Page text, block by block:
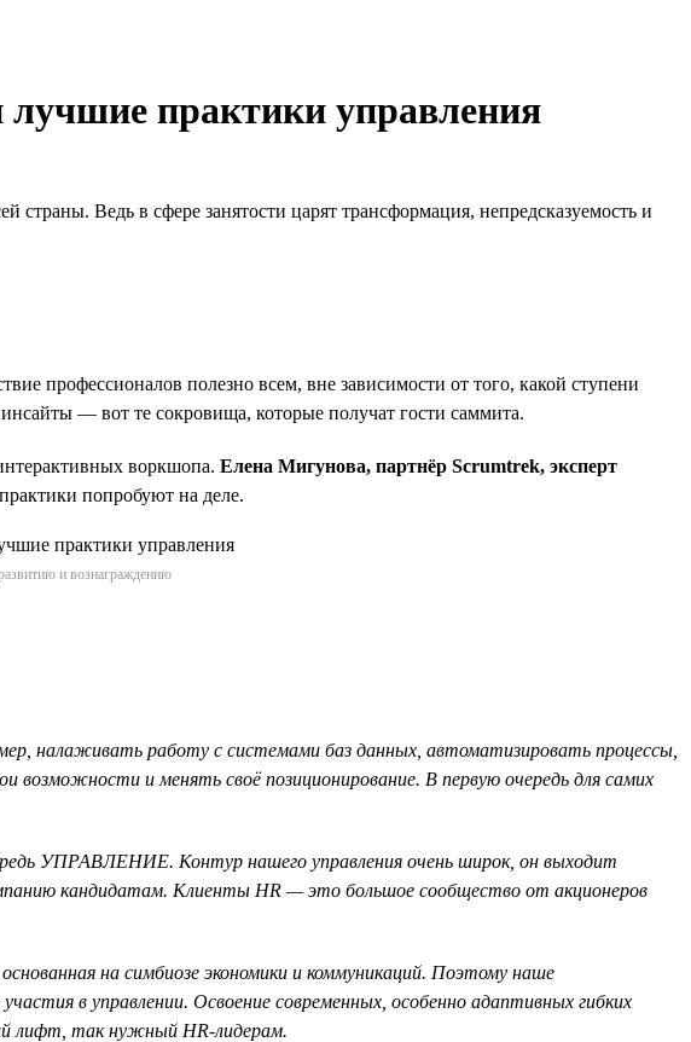
практики управления
Ведь в сфере занятости царят трансформация, непредсказуемость и
профессионалов полезно всем, вне зависимости от того, какой ступени
— вот те сокровища, которые получат гости саммита.
воркшопа. Елена Мигунова, партнёр Scrumtrek, эксперт
попробуют на деле.
и вознаграждению
налаживать работу с системами баз данных, автоматизировать процессы,
и менять своё позиционирование. В первую очередь для самих
УПРАВЛЕНИЕ. Контур нашего управления очень широк, он выходит
кандидатам. Клиенты HR — это большое сообщество от акционеров
на симбиозе экономики и коммуникаций. Поэтому наше
в управлении. Освоение современных, особенно адаптивных гибких
лифт, так нужный HR-лидерам.